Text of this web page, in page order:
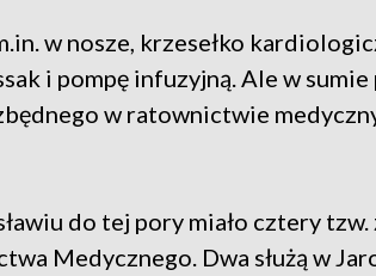
w nosze, krzesełko
i pompę infuzyjną. Ale w sumie
w ratownictwie
do tej pory miało cztery tzw.
Medycznego. Dwa służą w